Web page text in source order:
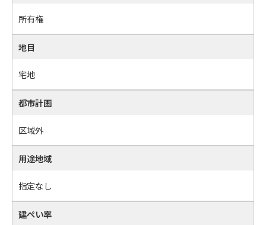
所有権
地目
宅地
都市計画
区域外
用途地域
指定なし
建ぺい率